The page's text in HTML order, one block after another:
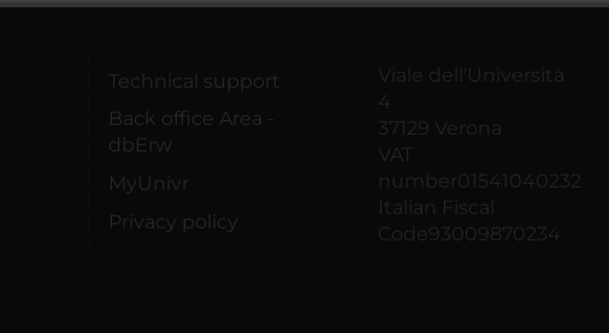
Technical support
Back office Area -
dbErw
MyUnivr
Privacy policy
Viale dell'Università
4
37129 Verona
VAT
number01541040232
Italian Fiscal
Code93009870234